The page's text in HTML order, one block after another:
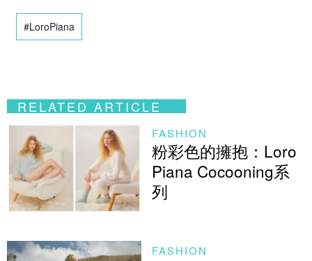
#LoroPiana
RELATED ARTICLE
FASHION
粉彩色的擁抱：Loro
Piana Cocooning系
列
FASHION